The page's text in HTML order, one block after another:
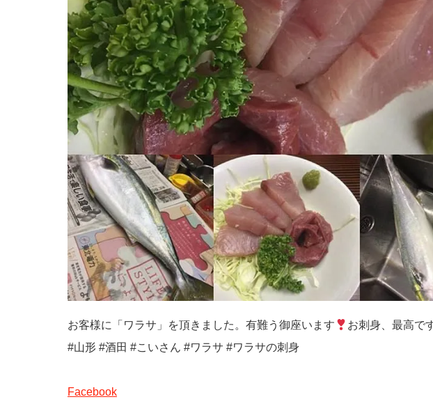
お客様に「ワラサ」を頂きました。有難う御座います お刺身、最高で
#山形 #酒田 #こいさん #ワラサ #ワラサの刺身
Facebook